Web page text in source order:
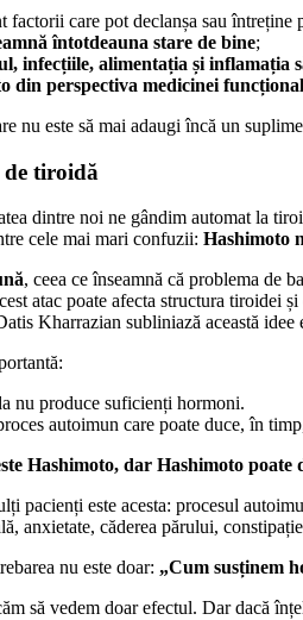
factorii care pot declanșa sau întreține
întotdeauna stare de bine;
infecțiile, alimentația și inflamația
din perspectiva medicinei
nu este să mai adaugi încă un
de tiroidă
dintre noi ne gândim automat la
cele mai mari confuzii: Hashimoto
, ceea ce înseamnă că problema de
atac poate afecta structura tiroidei
Kharrazian subliniază această idee
nu produce suficienți hormoni.
autoimun care poate duce, în
Hashimoto, dar Hashimoto poate
pacienți este acesta: procesul
anxietate, căderea părului,
nu este doar: „Cum susținem
să vedem doar efectul. Dar dacă